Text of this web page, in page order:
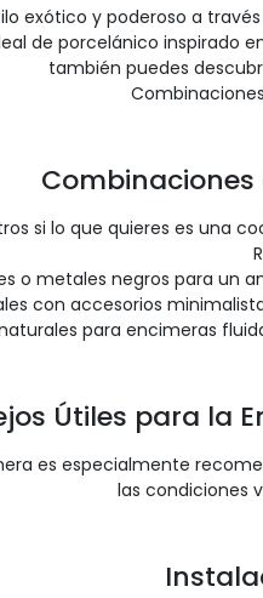
exótico y poderoso a
de porcelánico inspirado
también puedes
Combinaciones
si lo que quieres es una
o metales negros para un
con accesorios
para encimeras
Útiles para la
es especialmente
las condiciones